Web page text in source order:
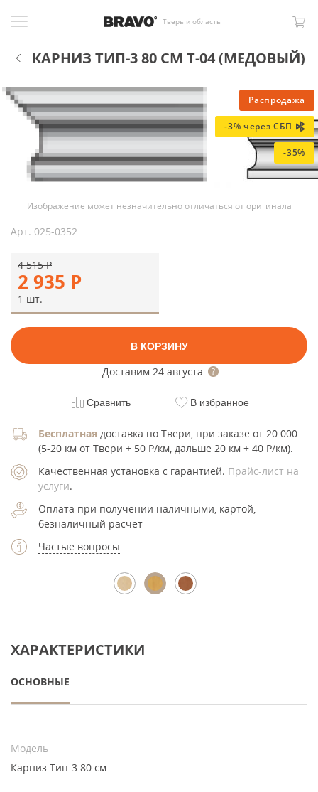
Тверь и область
КАРНИЗ ТИП-3 80 СМ Т-04 (МЕДОВЫЙ)
Распродажа
-3% через СБП
-35%
Изображение может незначительно отличаться от оригинала
Арт. 025-0352
2 935 Р
4 515Р
1 шт.
В КОРЗИНУ
Доставим 24 августа
Сравнить В избранное
Бесплатная доставка по Твери, при заказе от 20 000
(5-20 км от Твери + 50 Р/км, дальше 20 км + 40 Р/км).
Качественная установка с гарантией. Прайс-лист на
услуги.
Оплата при получении наличными, картой,
безналичный расчет
Частые вопросы
ХАРАКТЕРИСТИКИ
ОСНОВНЫЕ
Модель
Карниз Тип-3 80 см